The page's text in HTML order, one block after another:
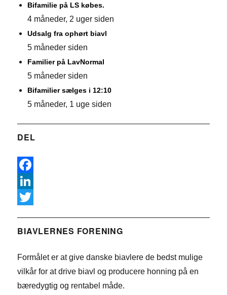
Bifamilie på LS købes.
4 måneder, 2 uger siden
Udsalg fra ophørt biavl
5 måneder siden
Familier på LavNormal
5 måneder siden
Bifamilier sælges i 12:10
5 måneder, 1 uge siden
DEL
F
a
e
o
L
n
e
w
t
BIAVLERNES FORENING
Formålet er at give danske biavlere de bedst mulige
vilkår for at drive biavl og producere honning på en
bæredygtig og rentabel måde.